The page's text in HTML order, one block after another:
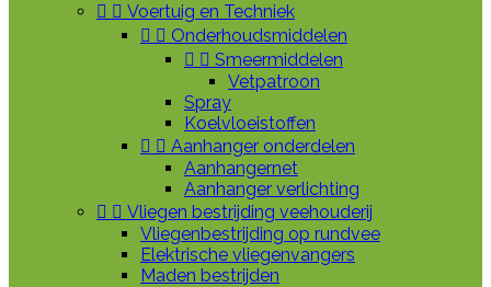
  Voertuig en Techniek
  Onderhoudsmiddelen
  Smeermiddelen
Vetpatroon
Spray
Koelvloeistoffen
  Aanhanger onderdelen
Aanhangernet
Aanhanger verlichting
  Vliegen bestrijding veehouderij
Vliegenbestrijding op rundvee
Elektrische vliegenvangers
Maden bestrijden